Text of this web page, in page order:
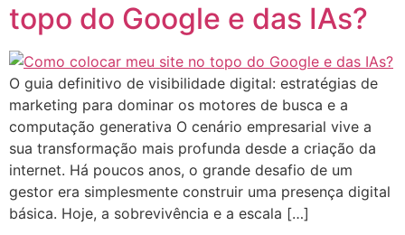
topo do Google e das IAs?
O guia definitivo de visibilidade digital: estratégias de
marketing para dominar os motores de busca e a
computação generativa O cenário empresarial vive a
sua transformação mais profunda desde a criação da
internet. Há poucos anos, o grande desafio de um
gestor era simplesmente construir uma presença digital
básica. Hoje, a sobrevivência e a escala […]